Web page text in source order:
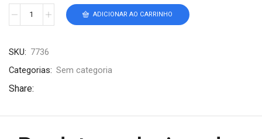
ADICIONAR AO CARRINHO
SKU: 7736
Categorias: Sem categoria
Share: